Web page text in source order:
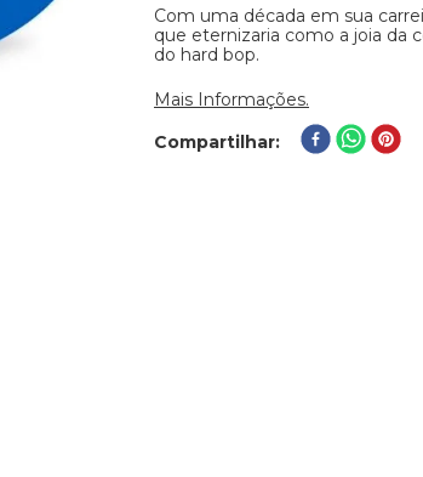
Com uma década em sua
que eternizaria como a joia da
do hard bop.
Mais Informações.
Compartilhar